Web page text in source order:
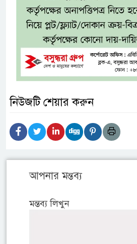
নিউজটি শেয়ার করুন
আপনার মন্তব্য
মন্তব্য লিখুন